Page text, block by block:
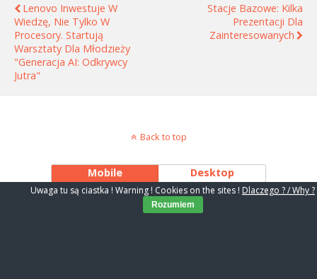
Lenovo Inwestuje W
Wiedzę, Nie Tylko W
Procesory. Startują
Warsztaty Dla Młodzieży
"Generacja AI: Odkrywcy
Jutra"
Stacje Bazowe: Kilka
Prezentacji Dla
Zainteresowanych
Back to top
Mobile Desktop
Uwaga tu są ciastka ! Warning ! Cookies on the sites ! Dlaczego ? / Why ?
Rozumiem